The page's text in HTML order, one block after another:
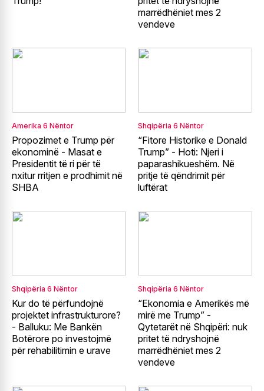
marrëdhëniet mes 2
vendeve
Amerika 6 Nëntor
Propozimet e Trump për
ekonominë - Masat e
Presidentit të ri për të
nxitur rritjen e prodhimit në
SHBA
Shqipëria 6 Nëntor
“Fitore Historike e Donald
Trump” - Hoti: Njeri i
paparashikueshëm. Në
pritje të qëndrimit për
luftërat
Shqipëria 6 Nëntor
Kur do të përfundojnë
projektet infrastrukturore?
- Balluku: Me Bankën
Botërore po investojmë
për rehabilitimin e urave
Shqipëria 6 Nëntor
“Ekonomia e Amerikës më
mirë me Trump” -
Qytetarët në Shqipëri: nuk
pritet të ndryshojnë
marrëdhëniet mes 2
vendeve